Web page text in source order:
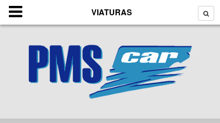
VIATURAS